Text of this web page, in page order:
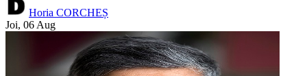
Horia CORCHEȘ
Joi, 06 Aug